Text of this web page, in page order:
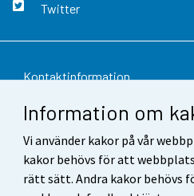
Information om
Vi använder kakor på vår
kakor behövs för att
rätt sätt. Andra kakor behövs
Twitter
Kontaktinformation
Respons
Användarvillkor
Dataskydd